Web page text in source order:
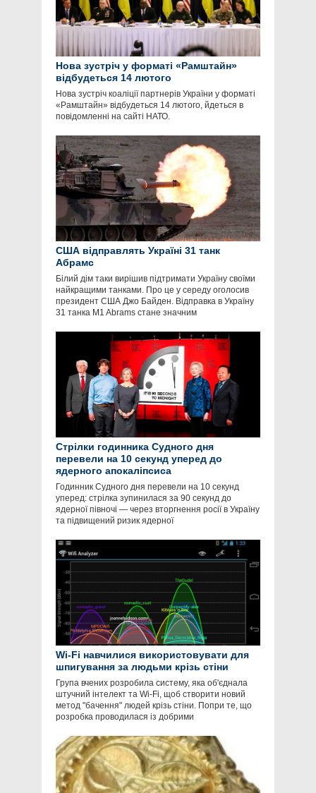
Нова зустріч у форматі «Рамштайн»
відбудеться 14 лютого
Нова зустріч коаліції партнерів України у форматі
«Рамштайн» відбудеться 14 лютого, йдеться в
повідомленні на сайті НАТО.
США відправлять Україні 31 танк
Абрамс
Білий дім таки вирішив підтримати Україну своїми
найкращими танками. Про це у середу оголосив
президент США Джо Байден. Відправка в Україну
31 танка M1 Abrams стане значним
Стрілки годинника Судного дня
перевели на 10 секунд уперед до
ядерного апокаліпсиса
Годинник Судного дня перевели на 10 секунд
уперед: стрілка зупинилася за 90 секунд до
ядерної півночі — через вторгнення росії в Україну
та підвищений ризик ядерної
Wi-Fi навчилися використовувати для
шпигування за людьми крізь стіни
Група вчених розробила систему, яка об'єднала
штучний інтелект та Wi-Fi, щоб створити новий
метод "бачення" людей крізь стіни. Попри те, що
розробка проводилася із добрими